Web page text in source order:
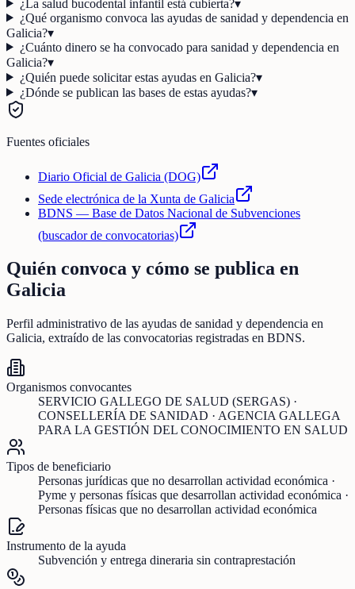
¿La salud bucodental infantil está cubierta?▾
¿Qué organismo convoca las ayudas de sanidad y dependencia en
Galicia?▾
¿Cuánto dinero se ha convocado para sanidad y dependencia en
Galicia?▾
¿Quién puede solicitar estas ayudas en Galicia?▾
¿Dónde se publican las bases de estas ayudas?▾
Fuentes oficiales
Diario Oficial de Galicia (DOG)
Sede electrónica de la Xunta de Galicia
BDNS — Base de Datos Nacional de Subvenciones
(buscador de convocatorias)
Quién convoca y cómo se publica en
Galicia
Perfil administrativo de las ayudas de sanidad y dependencia en
Galicia, extraído de las convocatorias registradas en BDNS.
Organismos convocantes
SERVICIO GALLEGO DE SALUD (SERGAS) ·
CONSELLERÍA DE SANIDAD · AGENCIA GALLEGA
PARA LA GESTIÓN DEL CONOCIMIENTO EN SALUD
Tipos de beneficiario
Personas jurídicas que no desarrollan actividad económica ·
Pyme y personas físicas que desarrollan actividad económica ·
Personas físicas que no desarrollan actividad económica
Instrumento de la ayuda
Subvención y entrega dineraria sin contraprestación